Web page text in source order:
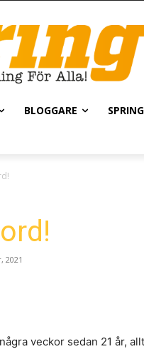
BLOGGARE
2021
veckor sedan 21 år,